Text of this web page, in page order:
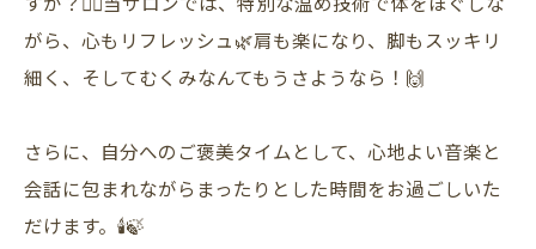
がら、心もリフレッシュ🌿肩も楽になり、脚もスッキリ
細く、そしてむくみなんてもうさようなら！🙌
さらに、自分へのご褒美タイムとして、心地よい音楽と
会話に包まれながらまったりとした時間をお過ごしいた
だけます。🕯️🍃